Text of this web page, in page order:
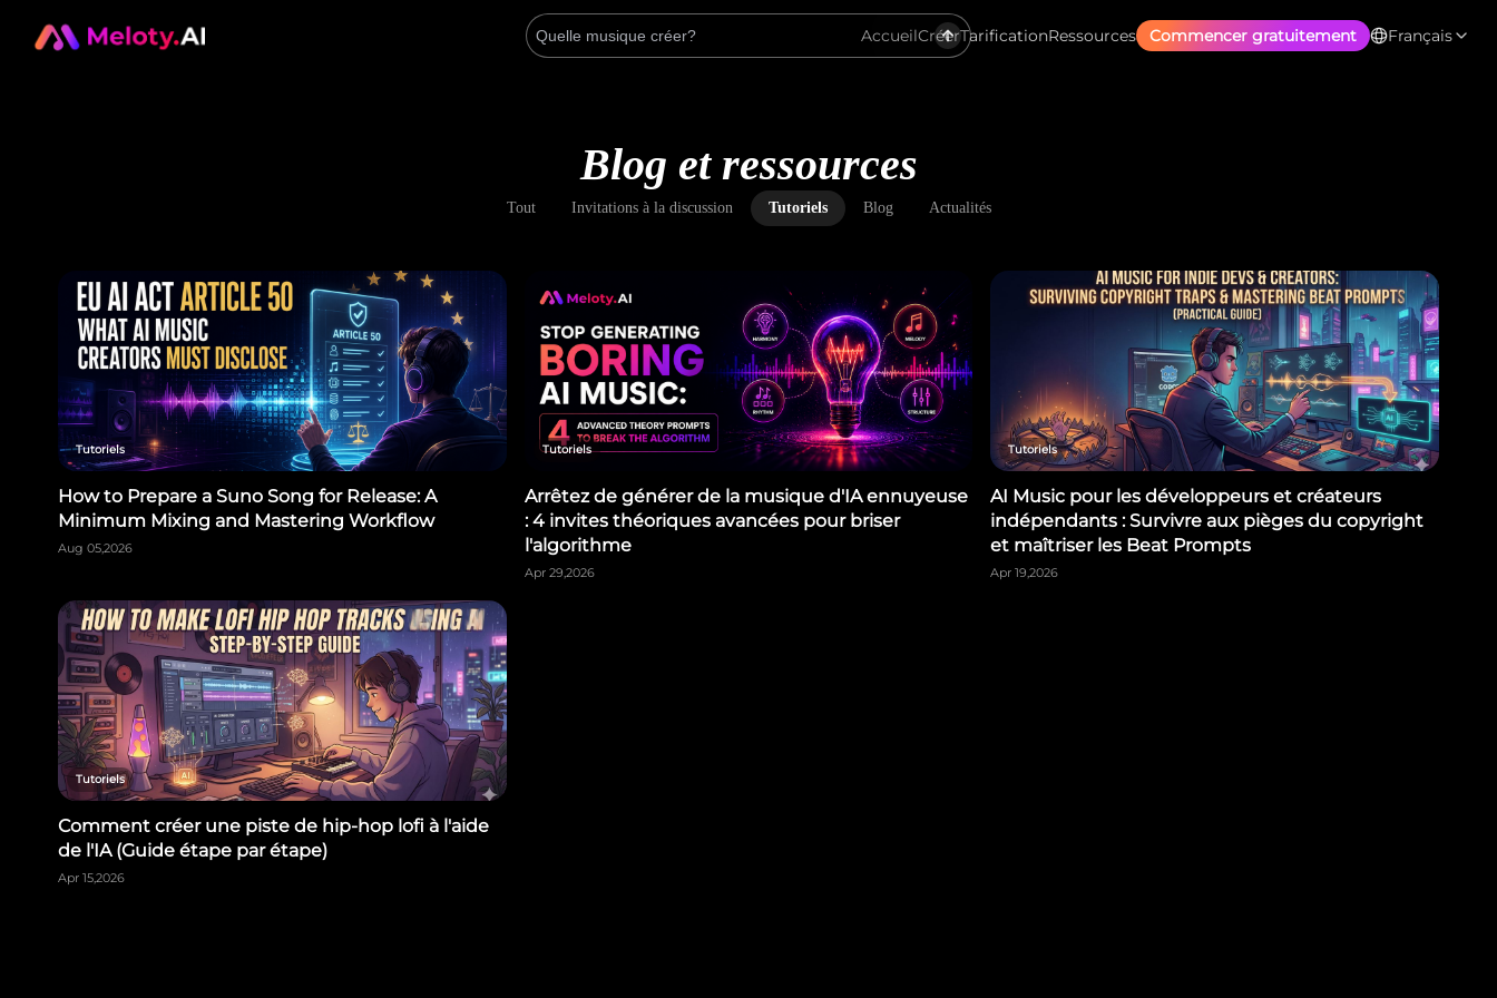
AccueilCréerTarificationRessources Commencer gratuitement Français
Blog et ressources
Tout Invitations à la discussion Tutoriels Blog Actualités
Tutoriels
How to Prepare a Suno Song for Release: A
Minimum Mixing and Mastering Workflow
Aug 05,2026
Tutoriels
Arrêtez de générer de la musique d'IA ennuyeuse
: 4 invites théoriques avancées pour briser
l'algorithme
Apr 29,2026
Tutoriels
AI Music pour les développeurs et créateurs
indépendants : Survivre aux pièges du copyright
et maîtriser les Beat Prompts
Apr 19,2026
Tutoriels
Comment créer une piste de hip-hop lofi à l'aide
de l'IA (Guide étape par étape)
Apr 15,2026